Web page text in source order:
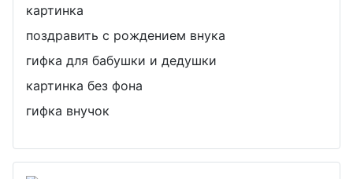
картинка
поздравить с рождением внука
гифка для бабушки и дедушки
картинка без фона
гифка внучок